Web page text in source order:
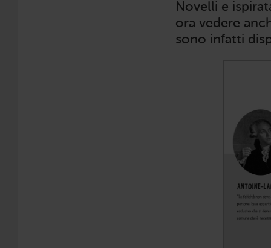
Novelli e
ora vedere
sono infatti